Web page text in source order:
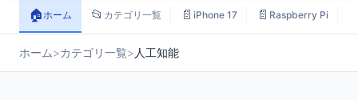
🏠ホーム 📂 カテゴリ一覧 📄 iPhone 17 📄 Raspberry Pi
ホーム>カテゴリ一覧> 人工知能